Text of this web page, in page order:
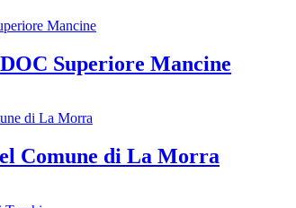
Superiore Mancine
Comune di La Morra